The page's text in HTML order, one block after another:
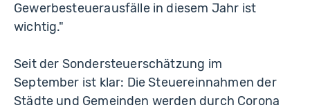
Gewerbesteuerausfälle in diesem Jahr ist
wichtig."
Seit der Sondersteuerschätzung im
September ist klar: Die Steuereinnahmen der
Städte und Gemeinden werden durch Corona